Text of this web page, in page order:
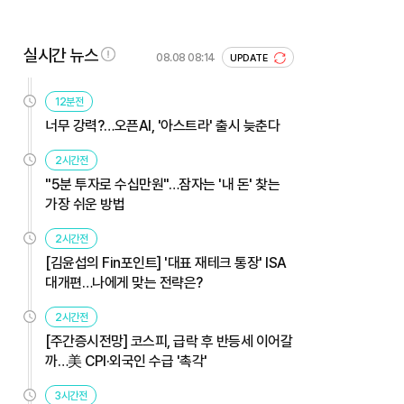
실시간 뉴스 08.08 08:14 UPDATE
12분전
너무 강력?…오픈AI, '아스트라' 출시 늦춘다
2시간전
"5분 투자로 수십만원"…잠자는 '내 돈' 찾는
가장 쉬운 방법
2시간전
[김윤섭의 Fin포인트] '대표 재테크 통장' ISA
대개편…나에게 맞는 전략은?
2시간전
[주간증시전망] 코스피, 급락 후 반등세 이어갈
까…美 CPI·외국인 수급 '촉각'
3시간전